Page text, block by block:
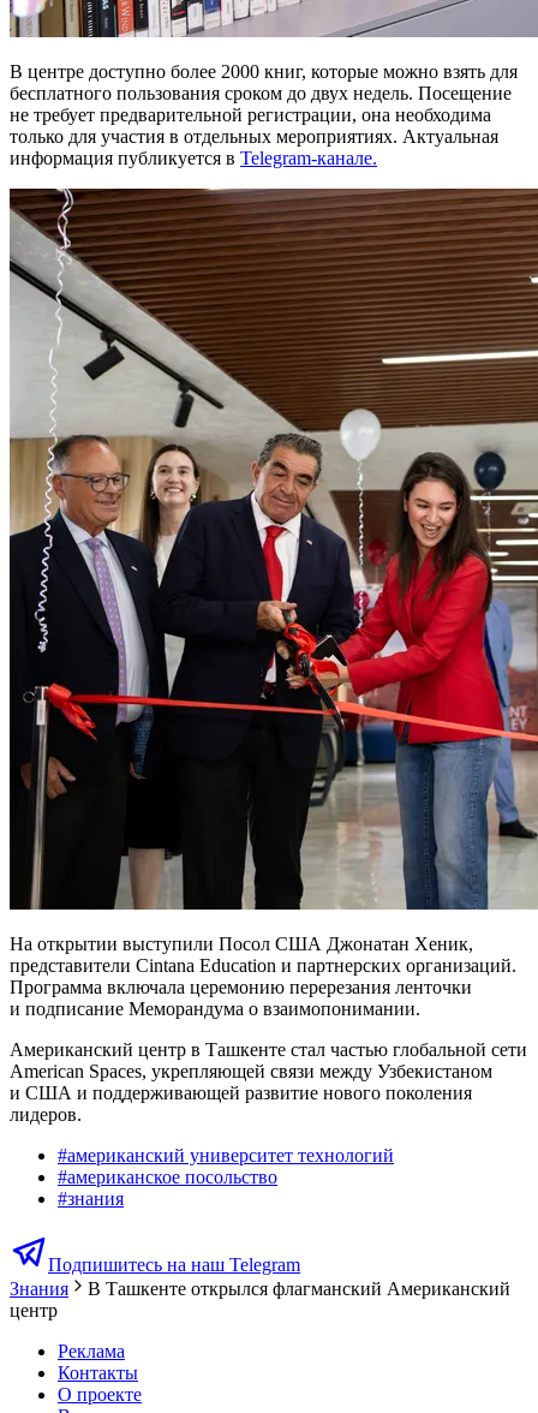
В центре доступно более 2000 книг, которые можно взять для
бесплатного пользования сроком до двух недель. Посещение
не требует предварительной регистрации, она необходима
только для участия в отдельных мероприятиях. Актуальная
информация публикуется в Telegram-канале.
На открытии выступили Посол США Джонатан Хеник,
представители Cintana Education и партнерских организаций.
Программа включала церемонию перерезания ленточки
и подписание Меморандума о взаимопонимании.
Американский центр в Ташкенте стал частью глобальной сети
American Spaces, укрепляющей связи между Узбекистаном
и США и поддерживающей развитие нового поколения
лидеров.
#американский университет технологий
#американское посольство
#знания
Подпишитесь на наш Telegram
Знания
В Ташкенте открылся флагманский Американский
центр
Реклама
Контакты
О проекте